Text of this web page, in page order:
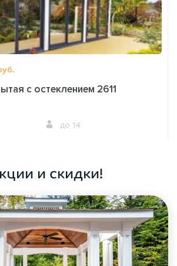
с остеклением 2611
до 14
и скидки!